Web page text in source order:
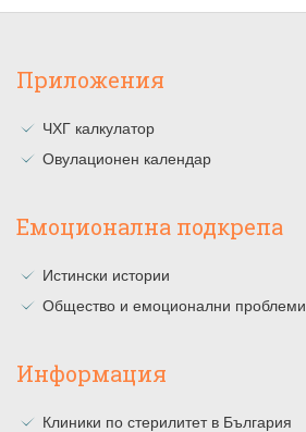
Приложения
ЧХГ калкулатор
Овулационен календар
Емоционална подкрепа
Истински истории
Общество и емоционални проблеми
Информация
Клиники по стерилитет в България